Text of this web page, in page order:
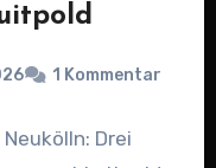
1 Kommentar
Drei